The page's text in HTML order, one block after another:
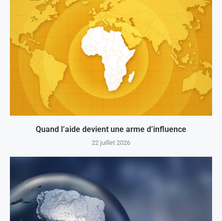
Quand l’aide devient une arme d’influence
22 juillet 2026